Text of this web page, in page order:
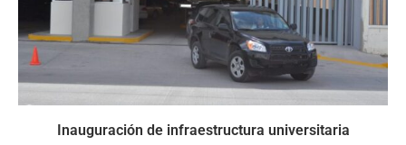
Inauguración de infraestructura universitaria